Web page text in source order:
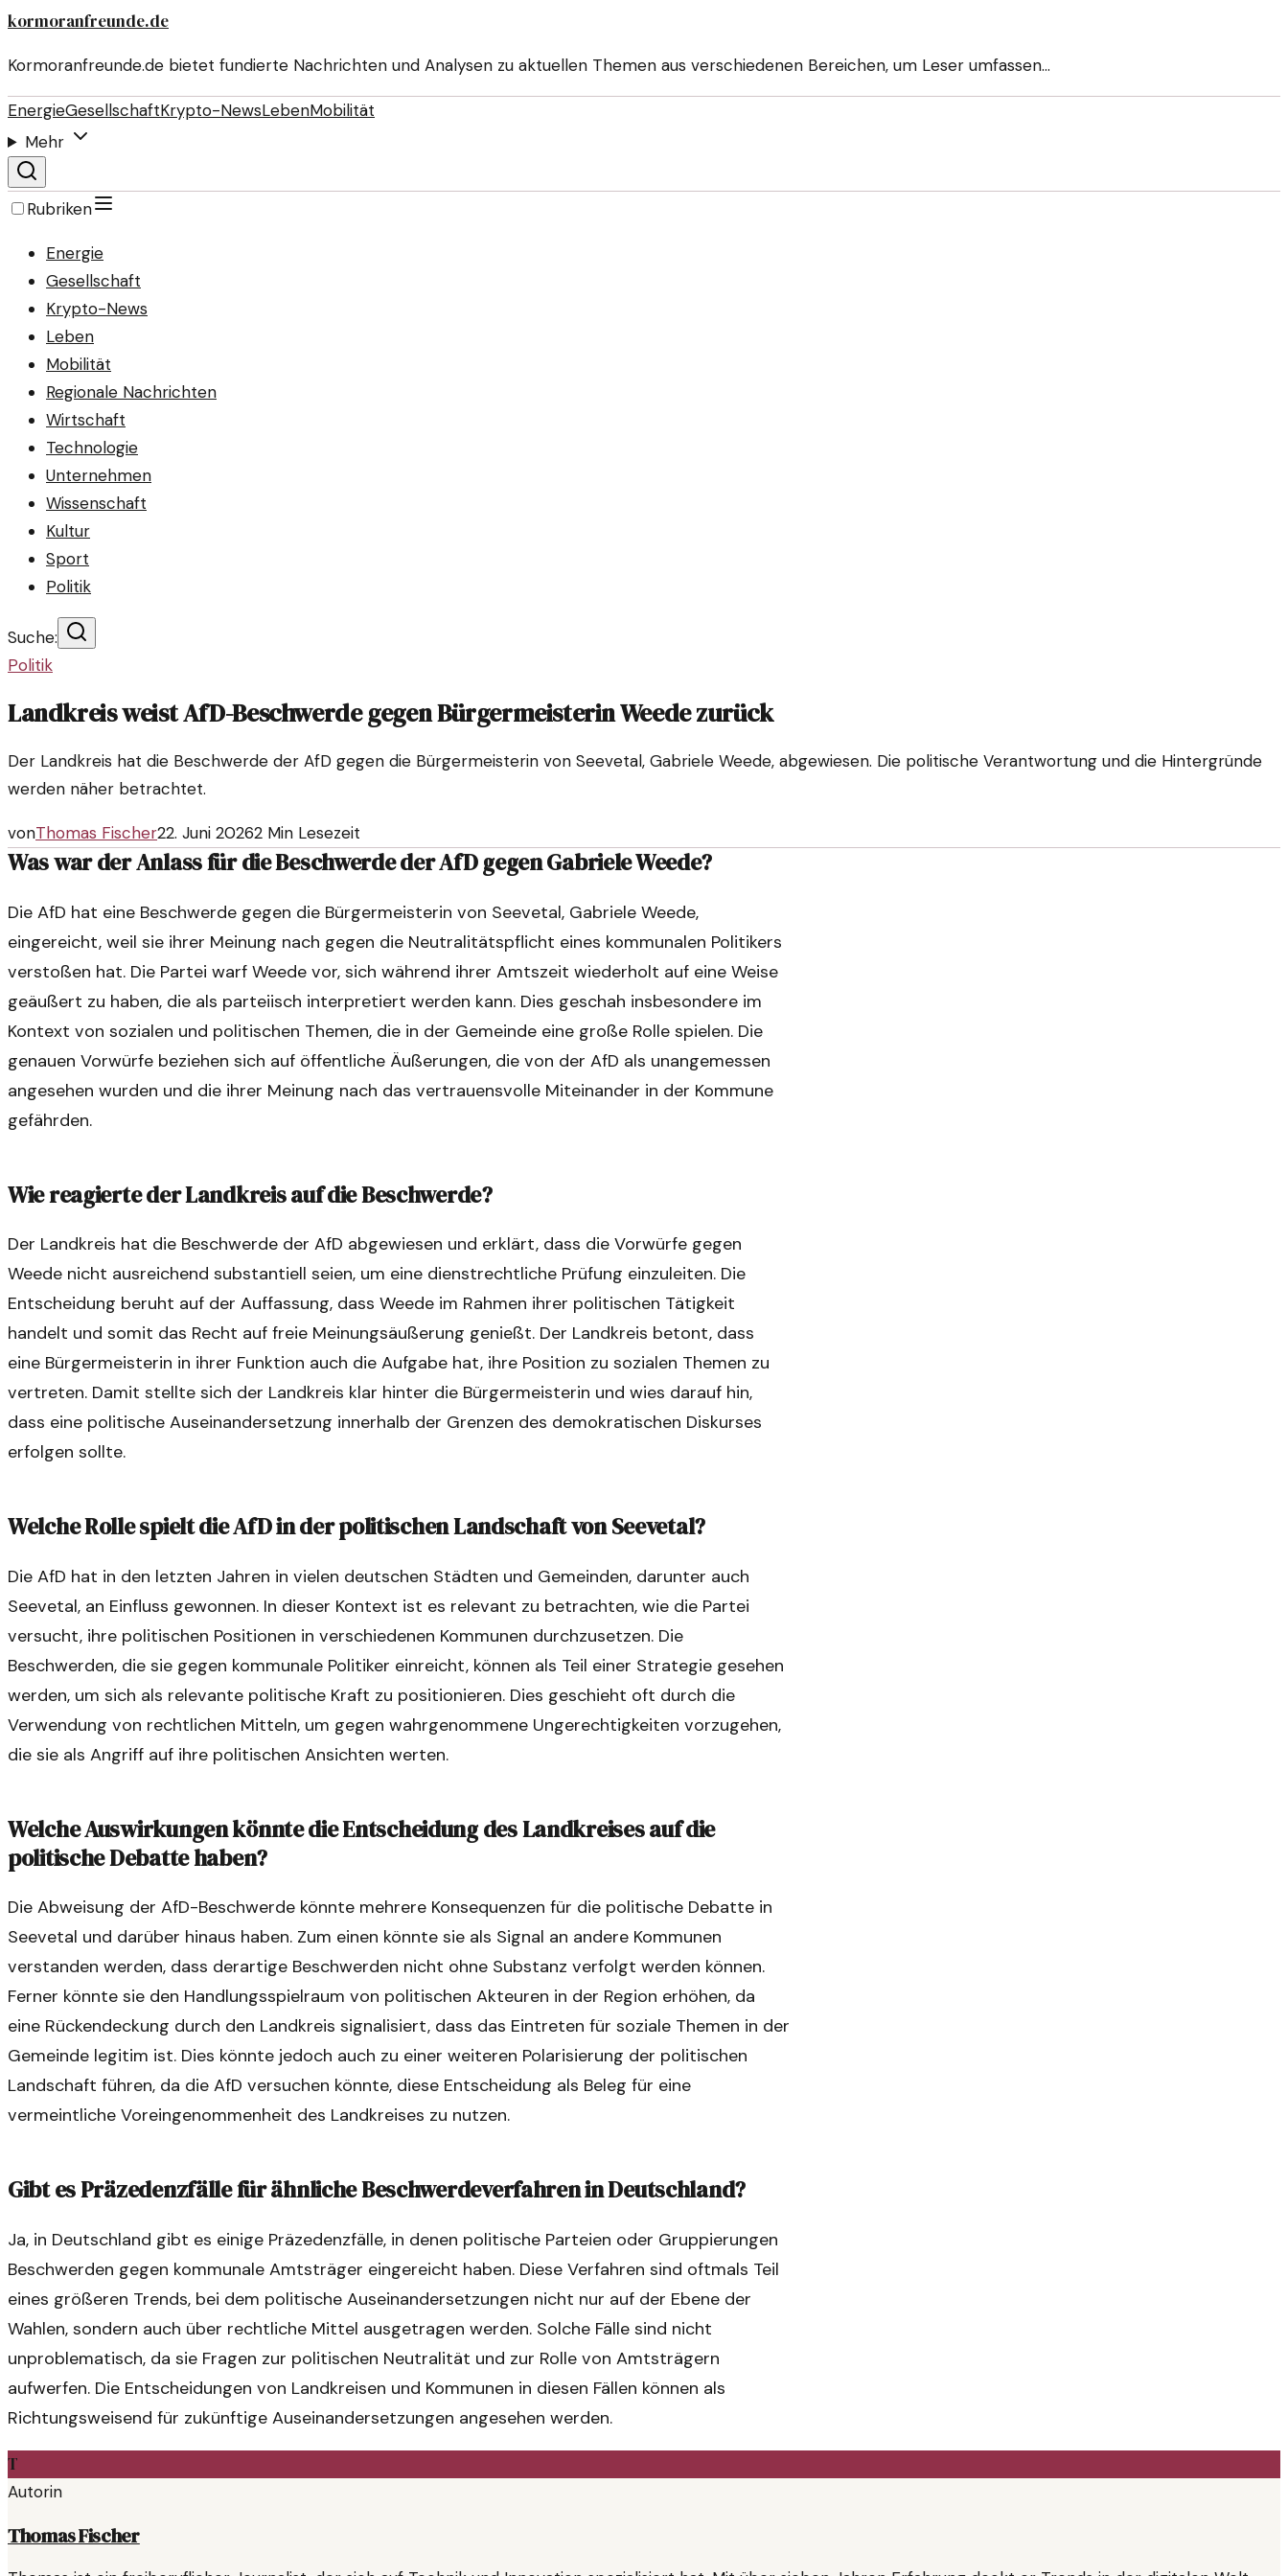
kormoranfreunde.de
Kormoranfreunde.de bietet fundierte Nachrichten und Analysen zu aktuellen Themen aus verschiedenen Bereichen, um Leser umfassen…
EnergieGesellschaftKrypto-NewsLebenMobilität
Mehr
Rubriken
Energie
Gesellschaft
Krypto-News
Leben
Mobilität
Regionale Nachrichten
Wirtschaft
Technologie
Unternehmen
Wissenschaft
Kultur
Sport
Politik
Suche:
Politik
Landkreis weist AfD-Beschwerde gegen Bürgermeisterin Weede zurück
Der Landkreis hat die Beschwerde der AfD gegen die Bürgermeisterin von Seevetal, Gabriele Weede, abgewiesen. Die politische Verantwortung und die Hintergründe
werden näher betrachtet.
vonThomas Fischer22. Juni 20262 Min Lesezeit
Was war der Anlass für die Beschwerde der AfD gegen Gabriele Weede?
Die AfD hat eine Beschwerde gegen die Bürgermeisterin von Seevetal, Gabriele Weede,
eingereicht, weil sie ihrer Meinung nach gegen die Neutralitätspflicht eines kommunalen Politikers
verstoßen hat. Die Partei warf Weede vor, sich während ihrer Amtszeit wiederholt auf eine Weise
geäußert zu haben, die als parteiisch interpretiert werden kann. Dies geschah insbesondere im
Kontext von sozialen und politischen Themen, die in der Gemeinde eine große Rolle spielen. Die
genauen Vorwürfe beziehen sich auf öffentliche Äußerungen, die von der AfD als unangemessen
angesehen wurden und die ihrer Meinung nach das vertrauensvolle Miteinander in der Kommune
gefährden.
Wie reagierte der Landkreis auf die Beschwerde?
Der Landkreis hat die Beschwerde der AfD abgewiesen und erklärt, dass die Vorwürfe gegen
Weede nicht ausreichend substantiell seien, um eine dienstrechtliche Prüfung einzuleiten. Die
Entscheidung beruht auf der Auffassung, dass Weede im Rahmen ihrer politischen Tätigkeit
handelt und somit das Recht auf freie Meinungsäußerung genießt. Der Landkreis betont, dass
eine Bürgermeisterin in ihrer Funktion auch die Aufgabe hat, ihre Position zu sozialen Themen zu
vertreten. Damit stellte sich der Landkreis klar hinter die Bürgermeisterin und wies darauf hin,
dass eine politische Auseinandersetzung innerhalb der Grenzen des demokratischen Diskurses
erfolgen sollte.
Welche Rolle spielt die AfD in der politischen Landschaft von Seevetal?
Die AfD hat in den letzten Jahren in vielen deutschen Städten und Gemeinden, darunter auch
Seevetal, an Einfluss gewonnen. In dieser Kontext ist es relevant zu betrachten, wie die Partei
versucht, ihre politischen Positionen in verschiedenen Kommunen durchzusetzen. Die
Beschwerden, die sie gegen kommunale Politiker einreicht, können als Teil einer Strategie gesehen
werden, um sich als relevante politische Kraft zu positionieren. Dies geschieht oft durch die
Verwendung von rechtlichen Mitteln, um gegen wahrgenommene Ungerechtigkeiten vorzugehen,
die sie als Angriff auf ihre politischen Ansichten werten.
Welche Auswirkungen könnte die Entscheidung des Landkreises auf die
politische Debatte haben?
Die Abweisung der AfD-Beschwerde könnte mehrere Konsequenzen für die politische Debatte in
Seevetal und darüber hinaus haben. Zum einen könnte sie als Signal an andere Kommunen
verstanden werden, dass derartige Beschwerden nicht ohne Substanz verfolgt werden können.
Ferner könnte sie den Handlungsspielraum von politischen Akteuren in der Region erhöhen, da
eine Rückendeckung durch den Landkreis signalisiert, dass das Eintreten für soziale Themen in der
Gemeinde legitim ist. Dies könnte jedoch auch zu einer weiteren Polarisierung der politischen
Landschaft führen, da die AfD versuchen könnte, diese Entscheidung als Beleg für eine
vermeintliche Voreingenommenheit des Landkreises zu nutzen.
Gibt es Präzedenzfälle für ähnliche Beschwerdeverfahren in Deutschland?
Ja, in Deutschland gibt es einige Präzedenzfälle, in denen politische Parteien oder Gruppierungen
Beschwerden gegen kommunale Amtsträger eingereicht haben. Diese Verfahren sind oftmals Teil
eines größeren Trends, bei dem politische Auseinandersetzungen nicht nur auf der Ebene der
Wahlen, sondern auch über rechtliche Mittel ausgetragen werden. Solche Fälle sind nicht
unproblematisch, da sie Fragen zur politischen Neutralität und zur Rolle von Amtsträgern
aufwerfen. Die Entscheidungen von Landkreisen und Kommunen in diesen Fällen können als
Richtungsweisend für zukünftige Auseinandersetzungen angesehen werden.
T
Autorin
Thomas Fischer